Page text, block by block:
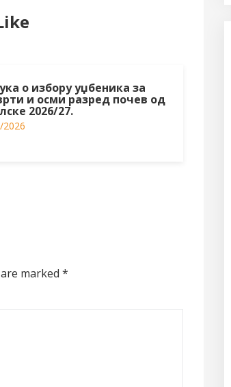
о избору уџбеника за
и осми разред почев од
2026/27.
2026
marked *